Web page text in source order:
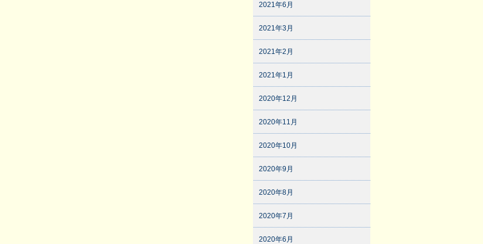
2021年6月
2021年3月
2021年2月
2021年1月
2020年12月
2020年11月
2020年10月
2020年9月
2020年8月
2020年7月
2020年6月